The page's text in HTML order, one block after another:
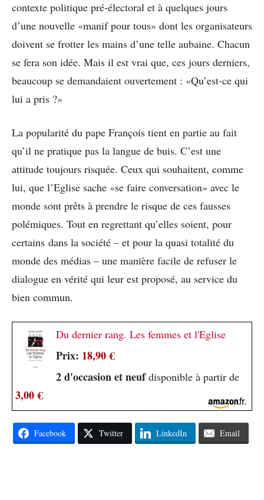
contexte politique pré-électoral et à quelques jours
d’une nouvelle «manif pour tous» dont les organisateurs
doivent se frotter les mains d’une telle aubaine. Chacun
se fera son idée. Mais il est vrai que, ces jours derniers,
beaucoup se demandaient ouvertement : «Qu’est-ce qui
lui a pris ?»
La popularité du pape François tient en partie au fait
qu’il ne pratique pas la langue de buis. C’est une
attitude toujours risquée. Ceux qui souhaitent, comme
lui, que l’Eglise sache «se faire conversation» avec le
monde sont prêts à prendre le risque de ces fausses
polémiques. Tout en regrettant qu’elles soient, pour
certains dans la société – et pour la quasi totalité du
monde des médias – une manière facile de refuser le
dialogue en vérité qui leur est proposé, au service du
bien commun.
Du dernier rang. Les femmes et l'Eglise
Prix: 18,90 €
2 d'occasion et neufdisponible à partir de
3,00 €
Facebook Twitter LinkedIn Email